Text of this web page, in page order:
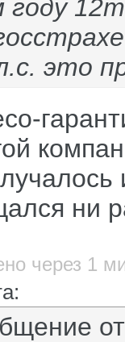
это
ни
через 1